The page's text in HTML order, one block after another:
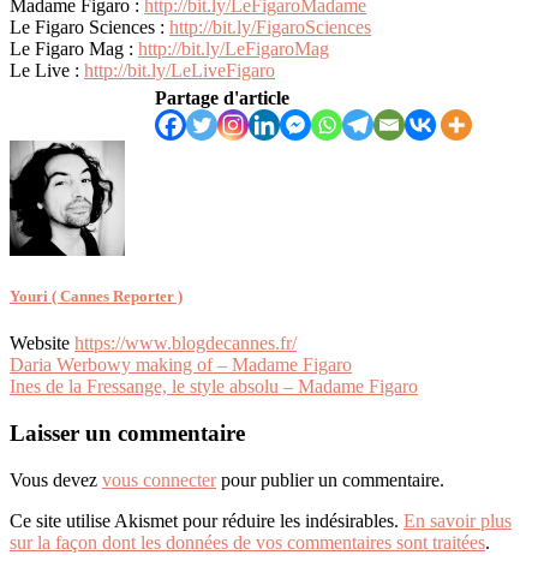
Madame Figaro : http://bit.ly/LeFigaroMadame
Le Figaro Sciences : http://bit.ly/FigaroSciences
Le Figaro Mag : http://bit.ly/LeFigaroMag
Le Live : http://bit.ly/LeLiveFigaro
Partage d'article
Youri ( Cannes Reporter )
Website https://www.blogdecannes.fr/
Navigation
de
l’article
Daria Werbowy making of – Madame Figaro
Ines de la Fressange, le style absolu – Madame Figaro
Laisser un commentaire
Vous devez vous connecterpour publier un commentaire.
Ce site utilise Akismet pour réduire les indésirables. En savoir plus
sur la façon dont les données de vos commentaires sont traitées.